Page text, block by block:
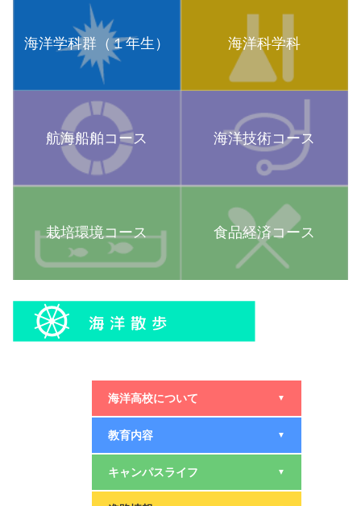
海洋学科群（１年生） 海洋科学科
航海船舶コース 海洋技術コース
栽培環境コース 食品経済コース
海洋高校について ▼
教育内容 ▼
キャンパスライフ ▼